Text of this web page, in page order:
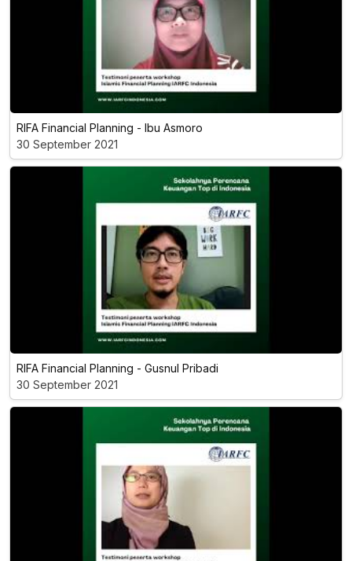
RIFA Financial Planning - Ibu Asmoro
30 September 2021
RIFA Financial Planning - Gusnul Pribadi
30 September 2021